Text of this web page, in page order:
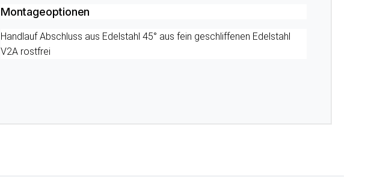
Montageoptionen
Handlauf Abschluss aus Edelstahl 45° aus fein geschliffenen Edelstahl
V2A rostfrei